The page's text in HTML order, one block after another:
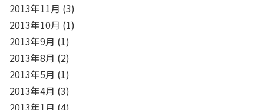
2013年11月 (3)
2013年10月 (1)
2013年9月 (1)
2013年8月 (2)
2013年5月 (1)
2013年4月 (3)